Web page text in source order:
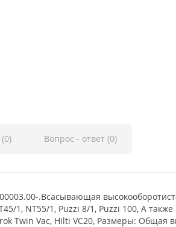
Вопрос - ответ (0)
.Всасывающая
1, NT55/1, Puzzi 8/1, Puzzi 100, А
Twin Vac, Hilti VC20, Размеры: